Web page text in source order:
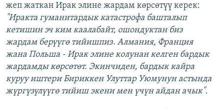
жеп жаткан Ирак элине жардам көрсөтүү керек:
"Иракта гуманитардык катастрофа башталып
кетишин эч ким каалабайт, ошондуктан биз
жардам берүүгө тийишпиз. Алмания, Франция
жана Польша - Ирак элине колунан келген бардык
жардамды көрсөтөт. Экинчиден, бардык кайра
куруу иштери Бириккен Улуттар Уюмунун астында
жүргүзүлүүгө тийиш экени мен үчүн айдан ачык".